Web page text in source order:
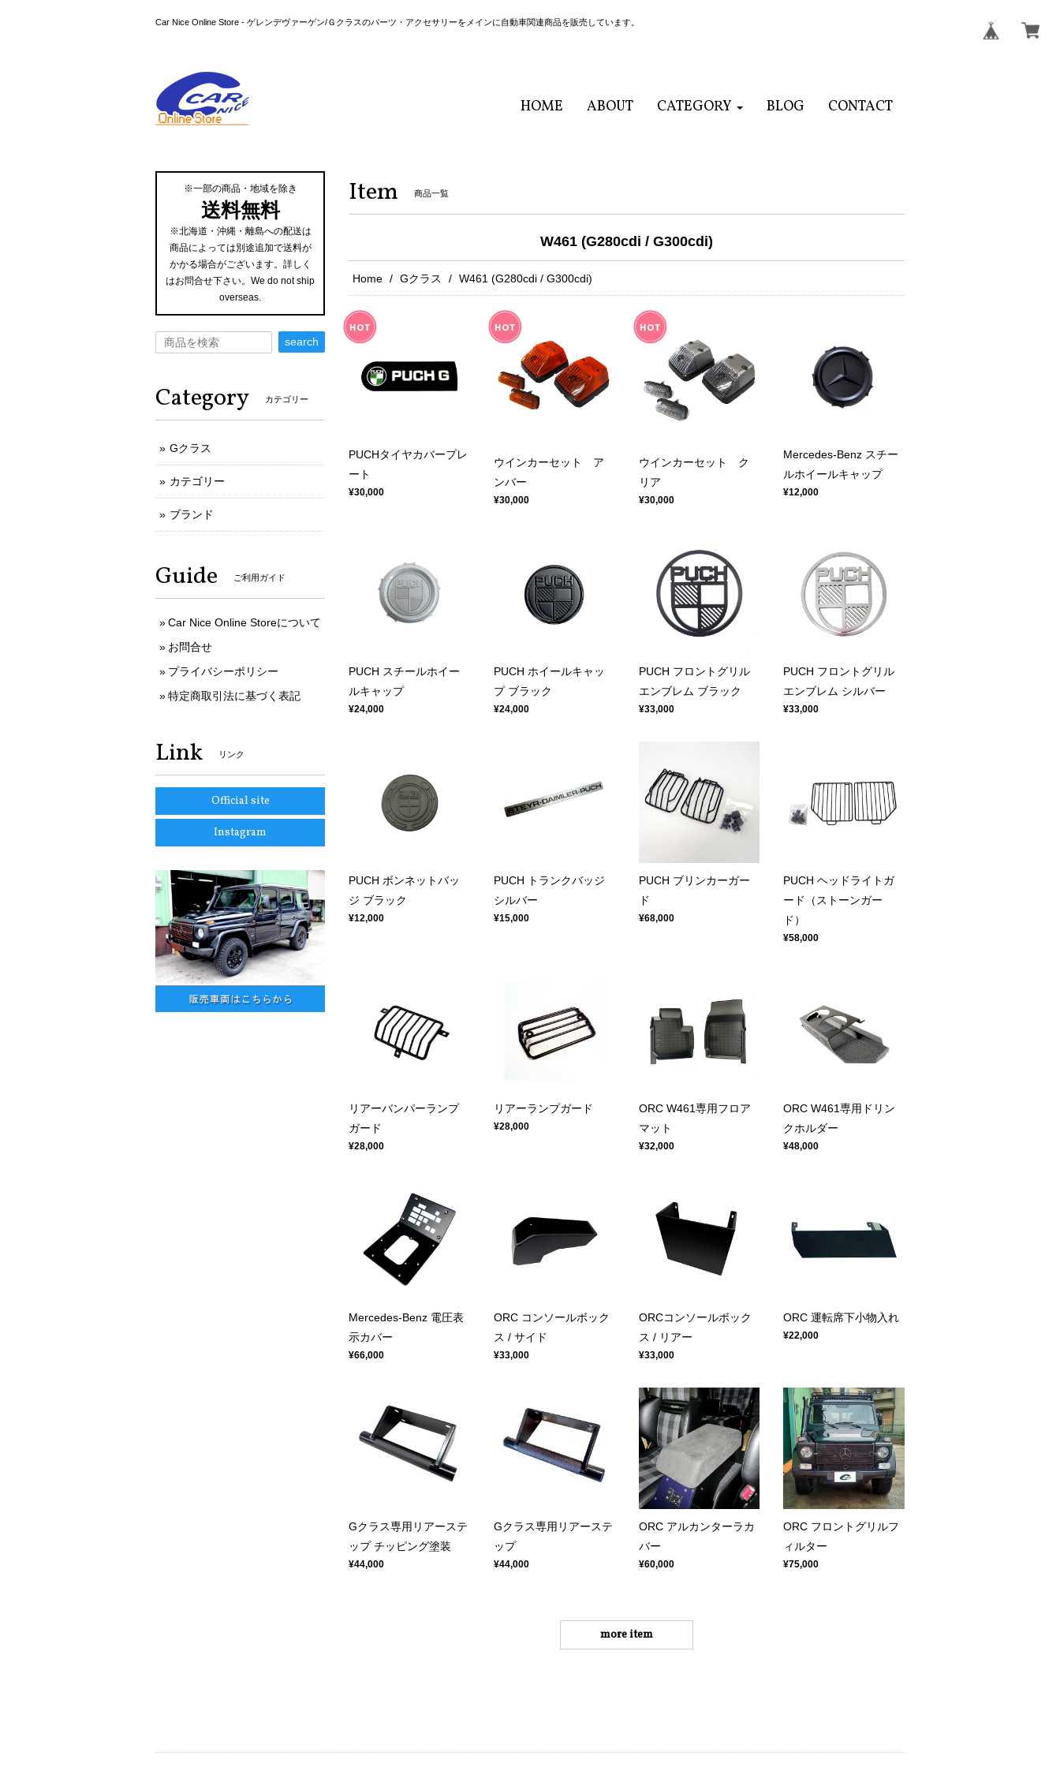
Car Nice Online Store - ゲレンデヴァーゲン/Ｇクラスのパーツ・アクセサリーをメインに自動車関連商品を販売しています。
HOME ABOUT CATEGORY BLOG CONTACT
Item 商品一覧
W461 (G280cdi / G300cdi)
Home Gクラス W461 (G280cdi / G300cdi)
PUCHタイヤカバープレ
ート
¥30,000
ウインカーセット ア
ンバー
¥30,000
ウインカーセット ク
リア
¥30,000
Mercedes-Benz スチー
ルホイールキャップ
¥12,000
PUCH スチールホイー
ルキャップ
¥24,000
PUCH ホイールキャッ
プ ブラック
¥24,000
PUCH フロントグリル
エンブレム ブラック
¥33,000
PUCH フロントグリル
エンブレム シルバー
¥33,000
PUCH ボンネットバッ
ジ ブラック
¥12,000
PUCH トランクバッジ
シルバー
¥15,000
PUCH ブリンカーガー
ド
¥68,000
PUCH ヘッドライトガ
ード（ストーンガー
ド）
¥58,000
リアーバンパーランプ
ガード
¥28,000
リアーランプガード
¥28,000
ORC W461専用フロア
マット
¥32,000
ORC W461専用ドリン
クホルダー
¥48,000
Mercedes-Benz 電圧表
示カバー
¥66,000
ORC コンソールボック
ス / サイド
¥33,000
ORCコンソールボック
ス / リアー
¥33,000
ORC 運転席下小物入れ
¥22,000
Gクラス専用リアーステ
ップ チッピング塗装
¥44,000
Gクラス専用リアーステ
ップ
¥44,000
ORC アルカンターラカ
バー
¥60,000
ORC フロントグリルフ
ィルター
¥75,000
more item
※一部の商品・地域を除き
送料無料
※北海道・沖縄・離島への配送は
商品によっては別途追加で送料が
かかる場合がございます。詳しく
はお問合せ下さい。We do not ship
overseas.
search
Category カテゴリー
Gクラス
カテゴリー
ブランド
Guide ご利用ガイド
Car Nice Online Storeについて
お問合せ
プライバシーポリシー
特定商取引法に基づく表記
Link リンク
Official site
Instagram